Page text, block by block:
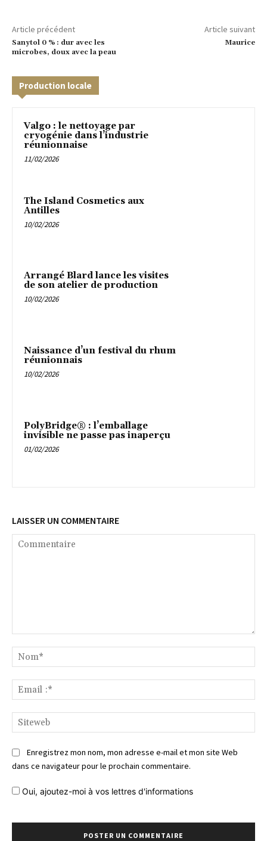
Article précédent
Sanytol 0 % : dur avec les
microbes, doux avec la peau
Article suivant
Maurice
Production locale
Valgo : le nettoyage par
cryogénie dans l’industrie
réunionnaise
11/02/2026
The Island Cosmetics aux
Antilles
10/02/2026
Arrangé Blard lance les visites
de son atelier de production
10/02/2026
Naissance d’un festival du rhum
réunionnais
10/02/2026
PolyBridge® : l’emballage
invisible ne passe pas inaperçu
01/02/2026
LAISSER UN COMMENTAIRE
:*
Enregistrez mon nom, mon adresse e-mail et mon site Web
dans ce navigateur pour le prochain commentaire.
Oui, ajoutez-moi à vos lettres d'informations